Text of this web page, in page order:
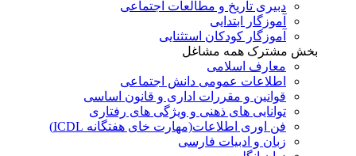
دبیری تاریخ و مطالعات اجتماعی
آموزگار ابتدایی
آموزگار کودکان استثنایی
بخش مشترک همه مشاغل
معارف اسلامی
اطلاعات عمومی دانش اجتماعی
قوانین و مقررات اداری و قانون اساسی
توانایی های ذهنی و ویژگی های رفتاری
فن اوری اطلاعات(مهارت خای هفتگانه ICDL)
زبان و ادبیات فارسی